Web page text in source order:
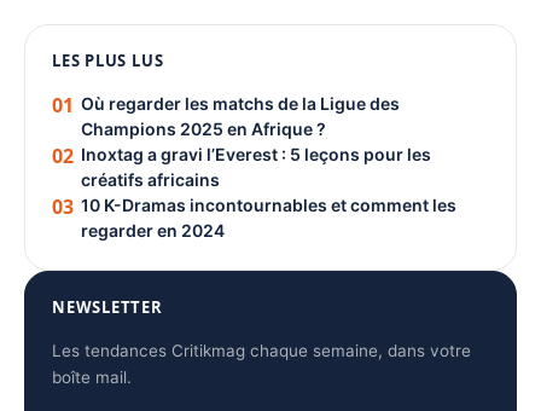
PUBLICITÉ
LES PLUS LUS
01 Où regarder les matchs de la Ligue des
Champions 2025 en Afrique ?
02 Inoxtag a gravi l’Everest : 5 leçons pour les
créatifs africains
03 10 K-Dramas incontournables et comment les
regarder en 2024
NEWSLETTER
Les tendances Critikmag chaque semaine, dans votre
boîte mail.